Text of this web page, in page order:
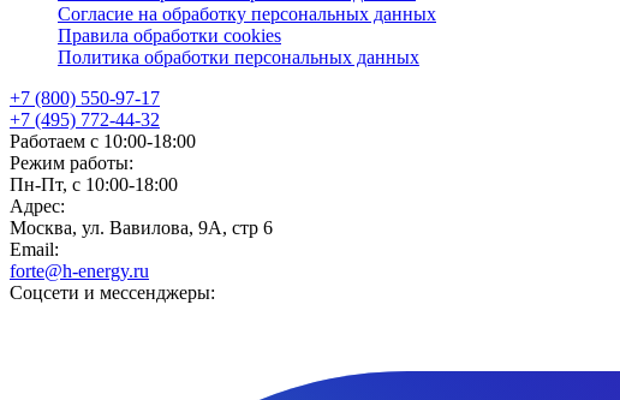
Согласие на обработку персональных данных
Правила обработки cookies
Политика обработки персональных данных
+7 (800) 550-97-17
+7 (495) 772-44-32
Работаем с 10:00-18:00
Режим работы:
Пн-Пт, с 10:00-18:00
Адрес:
Москва, ул. Вавилова, 9А, стр 6
Email:
forte@h-energy.ru
Соцсети и мессенджеры: